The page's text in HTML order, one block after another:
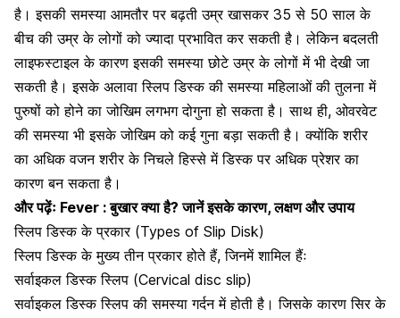
है। इसकी समस्या आमतौर पर बढ़ती उम्र खासकर 35 से 50 साल के
बीच की उम्र के लोगों को ज्यादा प्रभावित कर सकती है। लेकिन बदलती
लाइफस्टाइल के कारण इसकी समस्या छोटे उम्र के लोगों में भी देखी जा
सकती है। इसके अलावा स्लिप डिस्क की समस्या महिलाओं की तुलना में
पुरुषों को होने का जोखिम लगभग दोगुना हो सकता है। साथ ही, ओवरवेट
की समस्या भी इसके जोखिम को कई गुना बड़ा सकती है। क्योंकि शरीर
का अधिक वजनशरीर के निचले हिस्से में डिस्क पर अधिक प्रेशर का
कारण बन सकता है।
और पढ़ेंः Fever : बुखार क्या है? जानें इसके कारण, लक्षण और उपाय
स्लिप डिस्क के प्रकार (Types of Slip Disk)
स्लिप डिस्क के मुख्य तीन प्रकार होते हैं, जिनमें शामिल हैंः
सर्वाइकल डिस्क स्लिप (Cervical disc slip)
सर्वाइकल डिस्क स्लिप की समस्यागर्दन में होती है। जिसके कारण सिर के